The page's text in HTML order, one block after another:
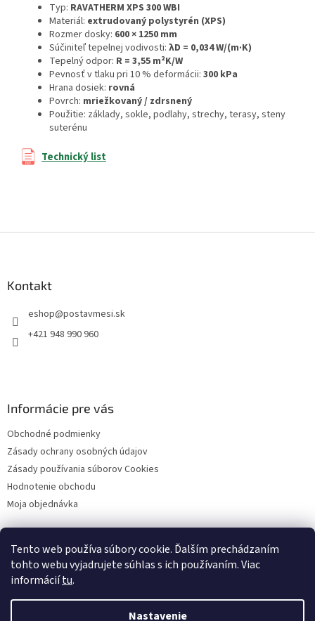
Tento web používa súbory cookie. Ďalším prechádzaním
tohto webu vyjadrujete súhlas s ich používaním. Viac
informáciítu.
Nastavenie
Typ: RAVATHERM XPS 300 WBI
Materiál: extrudovaný polystyrén (XPS)
Rozmer dosky: 600 × 1250 mm
Súčiniteľ tepelnej vodivosti: λD = 0,034 W/(m·K)
Tepelný odpor: R = 3,55 m²K/W
Pevnosť v tlaku pri 10 % deformácii: 300 kPa
Hrana dosiek: rovná
Povrch: mriežkovaný / zdrsnený
Použitie: základy, sokle, podlahy, strechy, terasy, steny
suterénu
Technický list
Kontakt
eshop@postavmesi.sk
+421 948 990 960
Informácie pre vás
Obchodné podmienky
Zásady ochrany osobných údajov
Zásady používania súborov Cookies
Hodnotenie obchodu
Moja objednávka
Facebook